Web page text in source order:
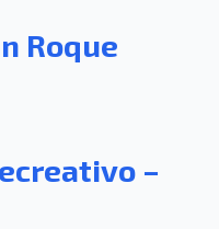
Roque
–